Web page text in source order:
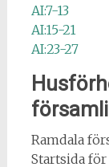
AI:7-13
AI:15-21
AI:23-27
Ramdala
Startsida